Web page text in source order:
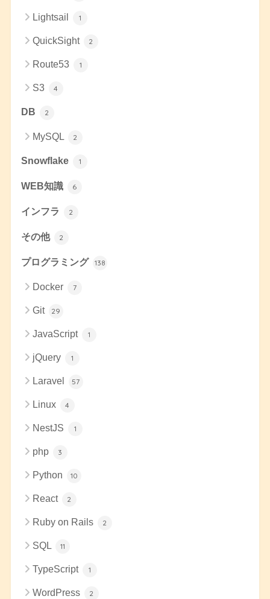
Lightsail 1
QuickSight 2
Route53 1
S3 4
DB 2
MySQL 2
Snowflake 1
WEB知識 6
インフラ 2
その他 2
プログラミング 138
Docker 7
Git 29
JavaScript 1
jQuery 1
Laravel 57
Linux 4
NestJS 1
php 3
Python 10
React 2
Ruby on Rails 2
SQL 11
TypeScript 1
WordPress 2